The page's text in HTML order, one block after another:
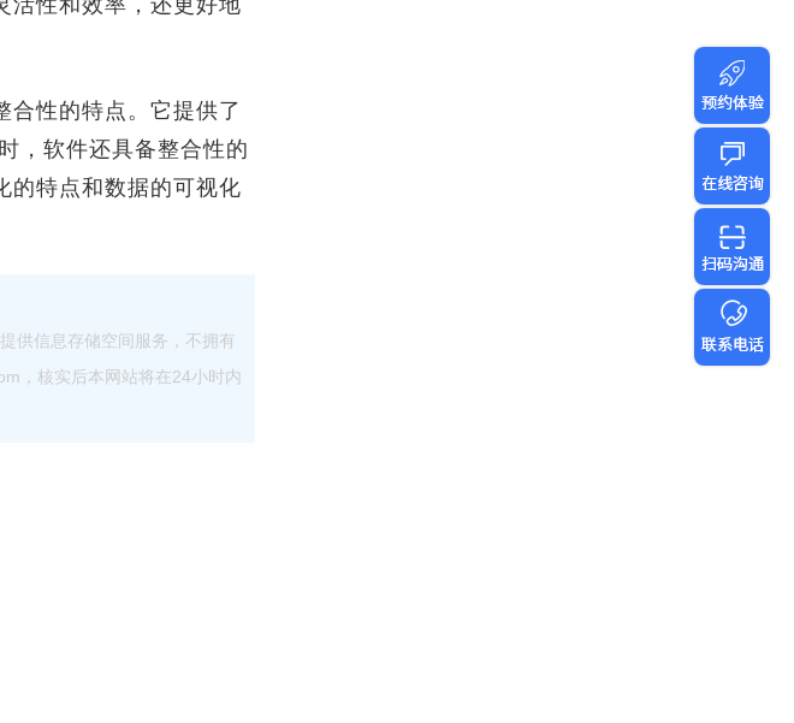
活性和效率，还更好地
性的特点。它提供了
，软件还具备整合性的
的特点和数据的可视化
供信息存储空间服务，不拥有
，核实后本网站将在24小时内